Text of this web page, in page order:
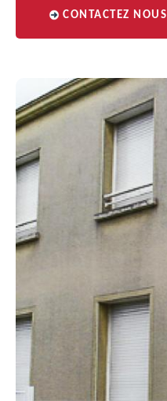
CONTACTEZ NOUS